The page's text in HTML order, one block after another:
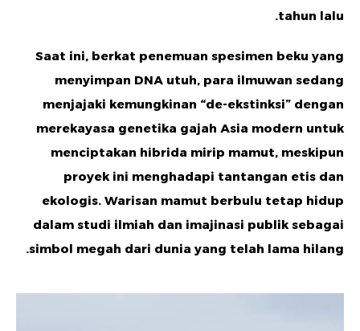
tahun lalu.
Saat ini, berkat penemuan spesimen beku yang
menyimpan DNA utuh, para ilmuwan sedang
menjajaki kemungkinan “de-ekstinksi” dengan
merekayasa genetika gajah Asia modern untuk
menciptakan hibrida mirip mamut, meskipun
proyek ini menghadapi tantangan etis dan
ekologis. Warisan mamut berbulu tetap hidup
dalam studi ilmiah dan imajinasi publik sebagai
simbol megah dari dunia yang telah lama hilang.